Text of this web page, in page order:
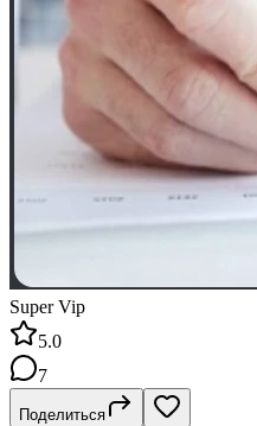
Super Vip
5.0
7
Поделиться